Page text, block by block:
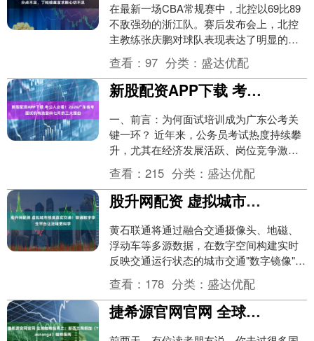
在最新一场CBA常规赛中，北控以69比89
不敌强劲的浙江队。赛后发布会上，北控
主教练张庆鹏对球队表现表达了明显的不
满。他指出，比赛中对关键球员的防守做
得不到位，....
查看： 97 分类： 盛达优配
新股配资APP下载 考公人必看！2026广东省考面试机构选登科七月的三大理由
一、前言：为何面试培训成为广东公考关
键一环？ 近年来，公务员考试热度持续攀
升，尤其在经济发展活跃、岗位竞争激烈
的广东省。据统计，2025年广东省考平均
竞争比已突....
查看： 215 分类： 盛达优配
股升网配资 虚拟城市预演真实交通！联通数字孪生平台让治堵更科学
黄石联通将通过融合交通摄像头、地磁、
浮动车等多源数据，在数字空间构建实时
反映交通运行状态的城市交通"数字镜像"，
实现拥堵预警、信号灯智能优化、事故快
速处置等智慧....
查看： 178 分类： 盛达优配
捷希源官网官网 全球咖啡指南之：新西兰陶朗加（Tauranga）咖啡指南